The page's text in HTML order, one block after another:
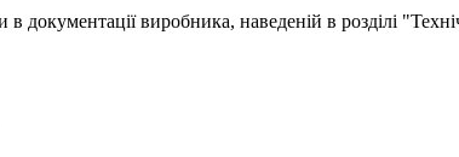
документації виробника, наведеній в розділі